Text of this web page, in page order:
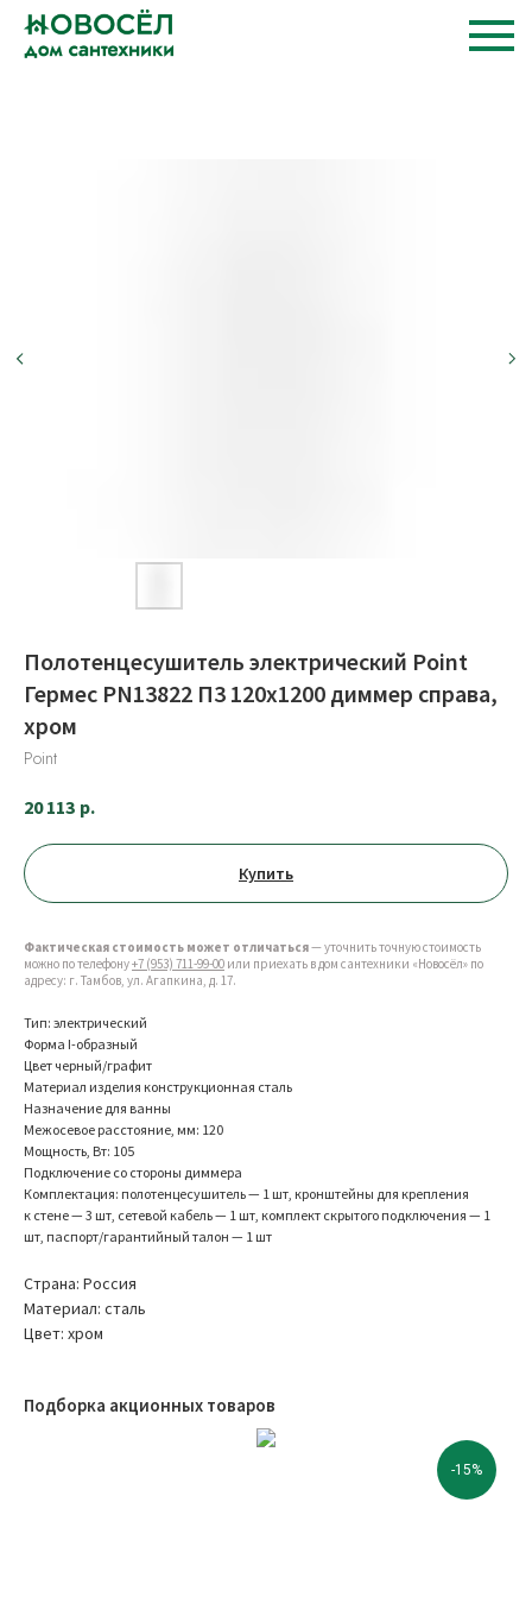
Полотенцесушитель электрический Point
Гермес PN13822 П3 120x1200 диммер справа,
хром
Point
20 113 р.
Купить
Фактическая стоимость может отличаться— уточнить точную стоимость
можно по телефону+7 (953) 711-99-00 или приехать в дом сантехники «Новосёл» по
адресу: г. Тамбов, ул. Агапкина, д. 17.
Тип: электрический
Форма I-образный
Цвет черный/графит
Материал изделия конструкционная сталь
Назначение для ванны
Межосевое расстояние, мм: 120
Мощность, Вт: 105
Подключение со стороны диммера
Комплектация: полотенцесушитель — 1 шт, кронштейны для крепления
к стене — 3 шт, сетевой кабель — 1 шт, комплект скрытого подключения — 1
шт, паспорт/гарантийный талон — 1 шт
Страна: Россия
Материал: сталь
Цвет: хром
Подборка акционных товаров
-15%